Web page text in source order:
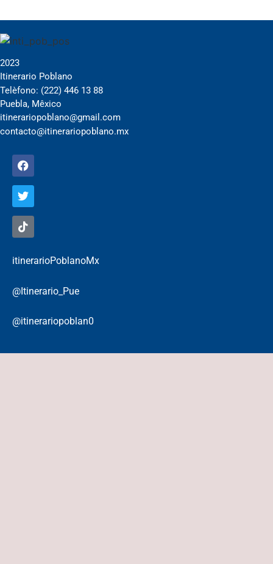
2023
Itinerario Poblano
Telèfono: (222) 446 13 88
Puebla, Mêxico
itinerariopoblano@gmail.com
contacto@itinerariopoblano.mx
itinerarioPoblanoMx
@Itinerario_Pue
@itinerariopoblan0